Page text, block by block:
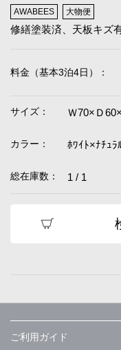
AWABEES 大物便
修繕塗装済、天板キズ
料金（基本3泊4日）：
サイズ： Ｗ70×Ｄ
カラー： ﾎﾜｲﾄ×ﾅﾁｭﾗ
総在庫数： 1 / 1
ご利用ガイド